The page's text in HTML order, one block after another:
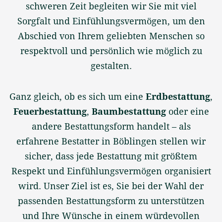
schweren Zeit begleiten wir Sie mit viel
Sorgfalt und Einfühlungsvermögen, um den
Abschied von Ihrem geliebten Menschen so
respektvoll und persönlich wie möglich zu
gestalten.
Ganz gleich, ob es sich um eine Erdbestattung,
Feuerbestattung, Baumbestattungoder eine
andere Bestattungsform handelt – als
erfahrene Bestatter in Böblingen stellen wir
sicher, dass jede Bestattung mit größtem
Respekt und Einfühlungsvermögen organisiert
wird. Unser Ziel ist es, Sie bei der Wahl der
passenden Bestattungsform zu unterstützen
und Ihre Wünsche in einem würdevollen